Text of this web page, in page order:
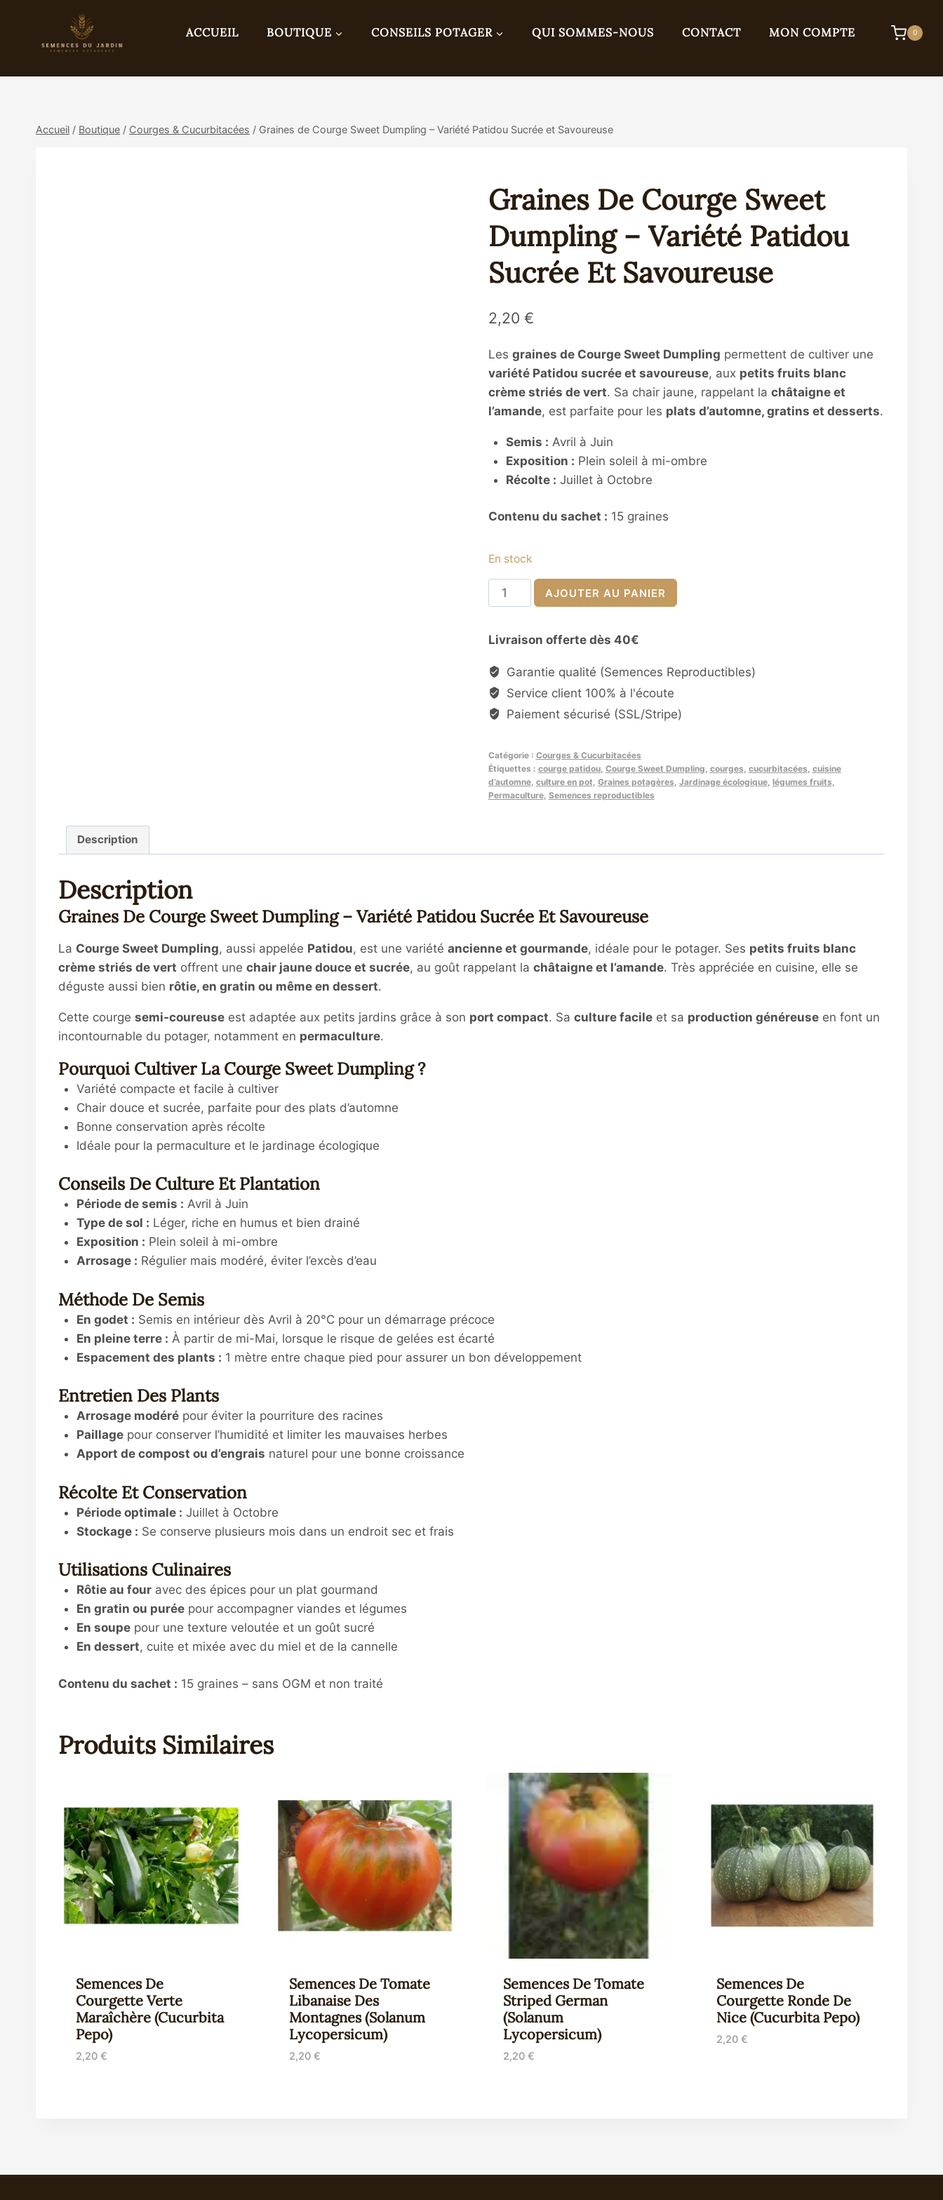
contenu
ACCUEIL BOUTIQUE CONSEILS POTAGER QUI SOMMES-NOUS CONTACT MON COMPTE 0
Accueil / Boutique / Courges & Cucurbitacées / Graines de Courge Sweet Dumpling – Variété Patidou Sucrée et Savoureuse
Graines De Courge Sweet
Dumpling – Variété Patidou
Sucrée Et Savoureuse
2,20 €
Les graines de Courge Sweet Dumpling permettent de cultiver une
variété Patidou sucrée et savoureuse, aux petits fruits blanc
crème striés de vert. Sa chair jaune, rappelant la châtaigne et
l’amande, est parfaite pour les plats d’automne, gratins et desserts.
Semis : Avril à Juin
Exposition : Plein soleil à mi-ombre
Récolte : Juillet à Octobre
Contenu du sachet : 15 graines
En stock
quantité
de
de
Courge
Sweet
Dumpling
–
Patidou
Sucrée
et
AJOUTER AU PANIER
Livraison offerte dès 40€
Garantie qualité (Semences Reproductibles)
Service client 100% à l'écoute
Paiement sécurisé (SSL/Stripe)
Catégorie : Courges & Cucurbitacées
Étiquettes : courge patidou, Courge Sweet Dumpling courges cucurbitacées cuisine
d’automne, culture en pot Graines potagères Jardinage écologique, légumes fruits
Permaculture, Semences reproductibles
Description
Description
Graines De Courge Sweet Dumpling – Variété Patidou Sucrée Et Savoureuse
La Courge Sweet Dumpling, aussi appelée Patidou, est une variété ancienne et gourmande, idéale pour le potager. Ses petits fruits blanc
crème striés de vert offrent une chair jaune douce et sucrée, au goût rappelant la châtaigne et l’amande. Très appréciée en cuisine, elle se
déguste aussi bien rôtie, en gratin ou même en dessert.
Cette courge semi-coureuse est adaptée aux petits jardins grâce à son port compact. Sa culture facile et sa production généreuse en font un
incontournable du potager, notamment en permaculture.
Pourquoi Cultiver La Courge Sweet Dumpling ?
Variété compacte et facile à cultiver
Chair douce et sucrée, parfaite pour des plats d’automne
Bonne conservation après récolte
Idéale pour la permaculture et le jardinage écologique
Conseils De Culture Et Plantation
Période de semis : Avril à Juin
Type de sol : Léger, riche en humus et bien drainé
Exposition : Plein soleil à mi-ombre
Arrosage : Régulier mais modéré, éviter l’excès d’eau
Méthode De Semis
En godet : Semis en intérieur dès Avril à 20°C pour un démarrage précoce
En pleine terre : À partir de mi-Mai, lorsque le risque de gelées est écarté
Espacement des plants : 1 mètre entre chaque pied pour assurer un bon développement
Entretien Des Plants
Arrosage modérépour éviter la pourriture des racines
Paillagepour conserver l’humidité et limiter les mauvaises herbes
Apport de compost ou d’engrais naturel pour une bonne croissance
Récolte Et Conservation
Période optimale : Juillet à Octobre
Stockage : Se conserve plusieurs mois dans un endroit sec et frais
Utilisations Culinaires
Rôtie au fouravec des épices pour un plat gourmand
En gratin ou puréepour accompagner viandes et légumes
En soupepour une texture veloutée et un goût sucré
En dessert, cuite et mixée avec du miel et de la cannelle
Contenu du sachet : 15 graines – sans OGM et non traité
Produits Similaires
Semences De
Courgette Verte
Maraîchère (Cucurbita
Pepo)
2,20 €
Semences De Tomate
Libanaise Des
Montagnes (Solanum
Lycopersicum)
2,20 €
Semences De Tomate
Striped German
(Solanum
Lycopersicum)
2,20 €
Semences De
Courgette Ronde De
Nice (Cucurbita Pepo)
2,20 €